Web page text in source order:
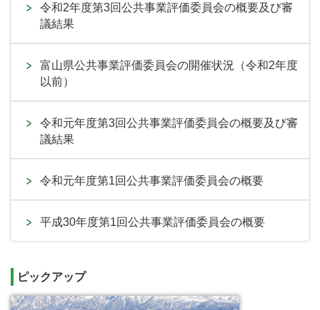
令和2年度第3回公共事業評価委員会の概要及び審
議結果
富山県公共事業評価委員会の開催状況（令和2年度
以前）
令和元年度第3回公共事業評価委員会の概要及び審
議結果
令和元年度第1回公共事業評価委員会の概要
平成30年度第1回公共事業評価委員会の概要
ピックアップ